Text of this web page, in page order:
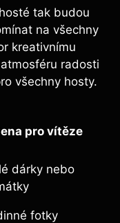
tak budou
na ​všechny
kreativnímu
radosti
všechny‍ hosty.
pro vítěze
dárky nebo
fotky